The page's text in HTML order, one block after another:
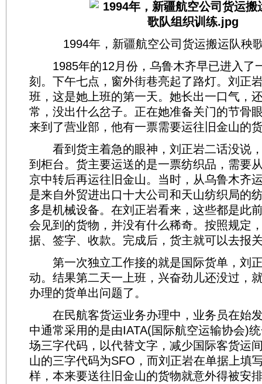
1994年，新疆航空公司货运搬运队秧
1985年的12月份，乌鲁木齐早已进入了
刻。下午七点，窗外街巷亮起了路灯。刘正
班，这是她上班的第一天。她长出一口气，
常，没出什么岔子。正在她准备关门的节骨
来到了营业部，他有一票需要运往旧金山的
看到货主着急的眼神，刘正岩二话没说
到柜台。货主要运送的是一票纺织品，需要
京中转后再运往旧金山。当时，从乌鲁木齐
是来自外贸进出口十大公司和天山纺织局的
多是机械设备。在刘正岩看来，这些都是此
会见到的货物，并没有什么稀奇。按照规定
据、签字、收款。完成后，货主就可以去报
第一次独立工作接的就是国际货单，刘
动。结果第二天一上班，兴奋劲儿还没过，
办理的货单出问题了。
在民航客货运业务办理中，业务员在始
中通常采用的是由IATA(国际航空运输协会)
场三字代码，以代替文字，减少国际客货运
山的三字代码为SFO，而刘正岩在单据上填
样，本来要送往旧金山的货物就意外得被安